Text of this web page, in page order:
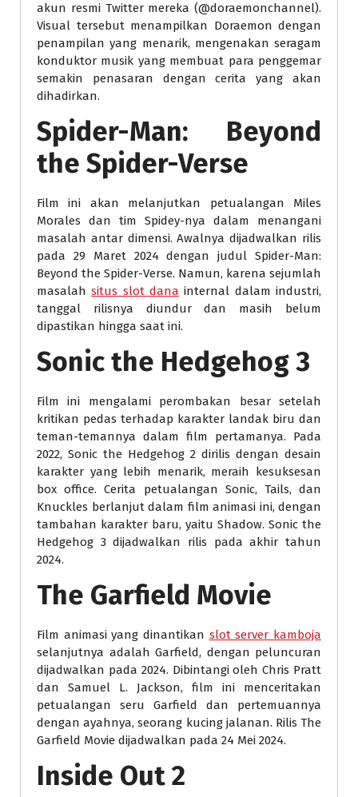
akun resmi Twitter mereka (@doraemonchannel).
Visual tersebut menampilkan Doraemon dengan
penampilan yang menarik, mengenakan seragam
konduktor musik yang membuat para penggemar
semakin penasaran dengan cerita yang akan
dihadirkan.
Spider-Man: Beyond
the Spider-Verse
Film ini akan melanjutkan petualangan Miles
Morales dan tim Spidey-nya dalam menangani
masalah antar dimensi. Awalnya dijadwalkan rilis
pada 29 Maret 2024 dengan judul Spider-Man:
Beyond the Spider-Verse. Namun, karena sejumlah
masalahsitus slot dana internal dalam industri,
tanggal rilisnya diundur dan masih belum
dipastikan hingga saat ini.
Sonic the Hedgehog 3
Film ini mengalami perombakan besar setelah
kritikan pedas terhadap karakter landak biru dan
teman-temannya dalam film pertamanya. Pada
2022, Sonic the Hedgehog 2 dirilis dengan desain
karakter yang lebih menarik, meraih kesuksesan
box office. Cerita petualangan Sonic, Tails, dan
Knuckles berlanjut dalam film animasi ini, dengan
tambahan karakter baru, yaitu Shadow. Sonic the
Hedgehog 3 dijadwalkan rilis pada akhir tahun
2024.
The Garfield Movie
Film animasi yang dinantikan slot server kamboja
selanjutnya adalah Garfield, dengan peluncuran
dijadwalkan pada 2024. Dibintangi oleh Chris Pratt
dan Samuel L. Jackson, film ini menceritakan
petualangan seru Garfield dan pertemuannya
dengan ayahnya, seorang kucing jalanan. Rilis The
Garfield Movie dijadwalkan pada 24 Mei 2024.
Inside Out 2